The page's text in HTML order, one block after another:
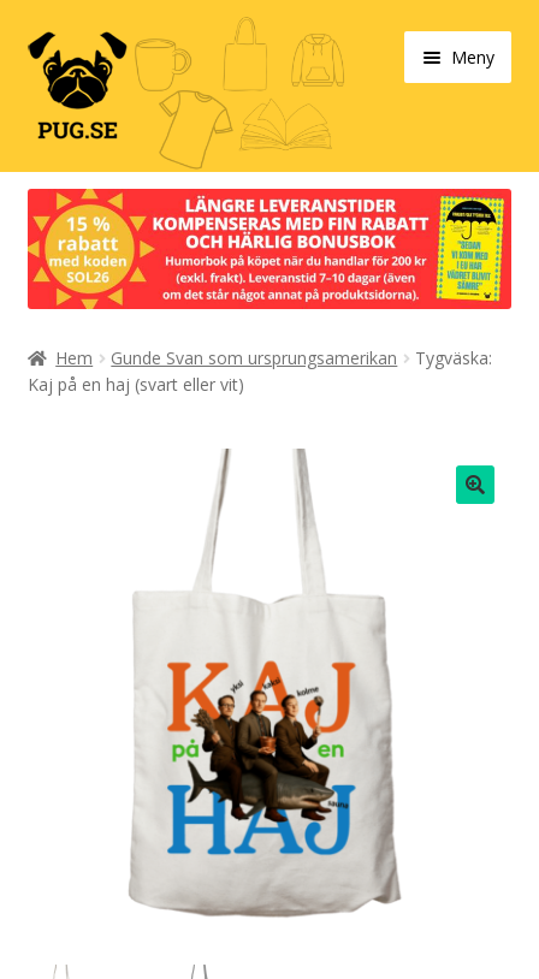
Hoppa
till
navigering
Hoppa
till
innehåll
Meny
Varukorg
Våra produkter
Designa själv!
Böcker
Hem Gunde Svan som ursprungsamerikan
Tygväska:
Kaj på en haj (svart eller vit)